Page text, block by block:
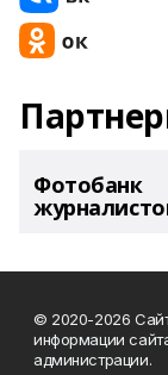
Фотобанк
© 2020-2026 Сайт
информации
администрации.